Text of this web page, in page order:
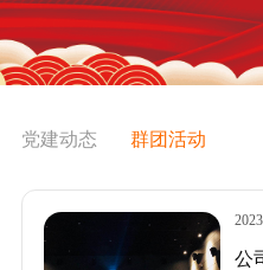
党建动态 群团活动
公